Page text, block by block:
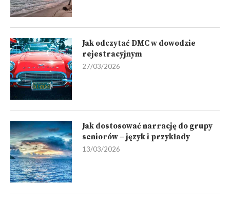
Jak odczytać DMC w dowodzie
rejestracyjnym
27/03/2026
Jak dostosować narrację do grupy
seniorów – język i przykłady
13/03/2026